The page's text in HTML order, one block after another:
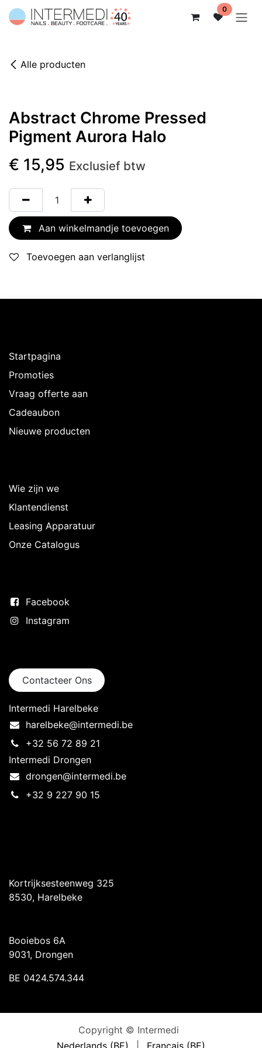
Overslaan naar inhoud 0
Alle producten
Niet op voorraad
Abstract Chrome Pressed
Pigment Aurora Halo
€ 15,95 Exclusief btw
Aan winkelmandje toevoegen
Toevoegen aan verlanglijst
Startpagina
Promoties
Vraag offerte aan
Cadeaubon
Nieuwe producten
Wie zijn we
Klantendienst
Leasing Apparatuur
Onze Catalogus
Facebook
Instagram
Contacteer Ons
Intermedi Harelbeke
harelbeke@intermedi.be
+32 56 72 89 21
Intermedi Drongen
drongen@intermedi.be
+32 9 227 90 15
Kortrijksesteenweg 325
8530, Harelbeke
Booiebos 6A
9031, Drongen
BE 0424.574.344
Copyright © Intermedi